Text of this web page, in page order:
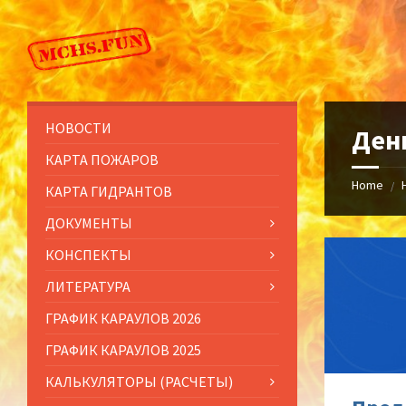
Skip
to
content
Skip
to
left
sidebar
Skip
to
footer
Home /
НОВОСТИ
КАРТА ПОЖАРОВ
КАРТА ГИДРАНТОВ
ДОКУМЕНТЫ
КОНСПЕКТЫ
ЛИТЕРАТУРА
ГРАФИК КАРАУЛОВ 2026
ГРАФИК КАРАУЛОВ 2025
КАЛЬКУЛЯТОРЫ (РАСЧЕТЫ)